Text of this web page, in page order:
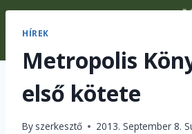
HÍREK
Metropolis
első kötete
By szerkesztő 2013. September 8.